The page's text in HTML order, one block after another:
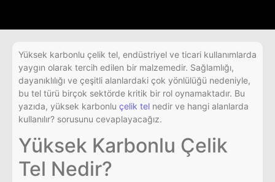
Yüksek karbonlu çelik tel, endüstriyel ve ticari kullanımlarda
yaygın olarak tercih edilen bir malzemedir. Sağlamlığı,
dayanıklılığı ve çeşitli alanlardaki çok yönlülüğü nedeniyle,
bu tel türü birçok sektörde kritik bir rol oynamaktadır. Bu
yazıda, yüksek karbonlu çelik tel nedir ve hangi alanlarda
kullanılır? sorusunu cevaplayacağız.
Yüksek Karbonlu Çelik
Tel Nedir?